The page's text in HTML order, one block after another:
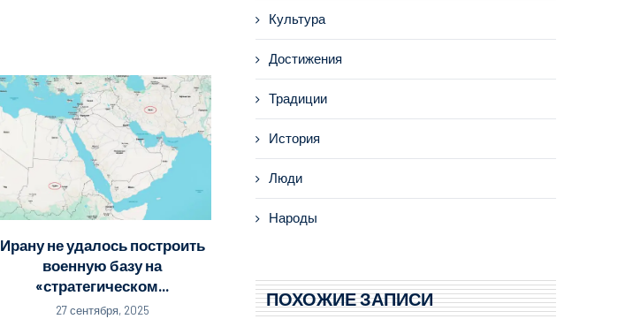
Ирану не удалось построить
военную базу на
«стратегическом...
27 сентября, 2025
Культура
Достижения
Традиции
История
Люди
Народы
ПОХОЖИЕ ЗАПИСИ